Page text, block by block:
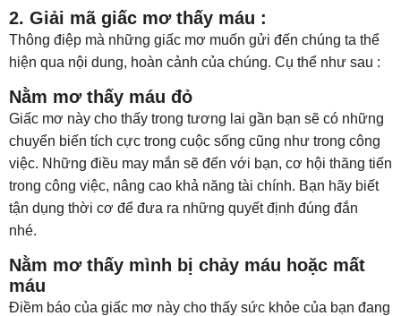
2. Giải mã giấc mơ thấy máu :
Thông điệp mà những giấc mơ muốn gửi đến chúng ta thể
hiện qua nội dung, hoàn cảnh của chúng. Cụ thể như sau :
Nằm mơ thấy máu đỏ
Giấc mơ này cho thấy trong tương lai gần bạn sẽ có những
chuyển biến tích cực trong cuộc sống cũng như trong công
việc. Những điều may mắn sẽ đến với bạn, cơ hội thăng tiến
trong công việc, nâng cao khả năng tài chính. Bạn hãy biết
tận dụng thời cơ để đưa ra những quyết định đúng đắn
nhé.
Nằm mơ thấy mình bị chảy máu hoặc mất
máu
Điềm báo của giấc mơ này cho thấy sức khỏe của bạn đang